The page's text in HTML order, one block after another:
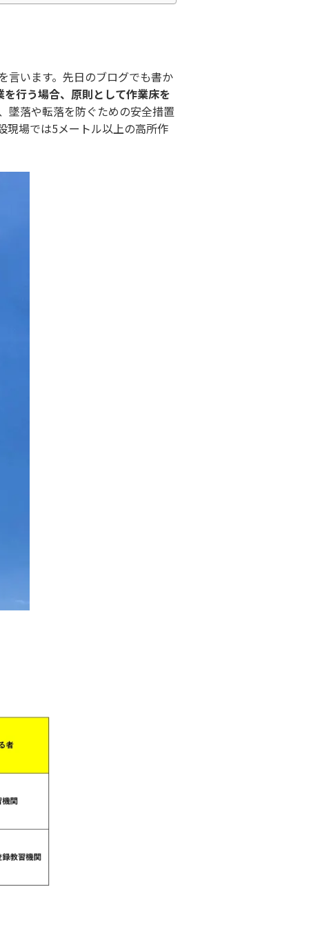
言います。先日のブログでも書か
行う場合、原則として作業床を
墜落や転落を防ぐための安全措置
現場では5メートル以上の高所作